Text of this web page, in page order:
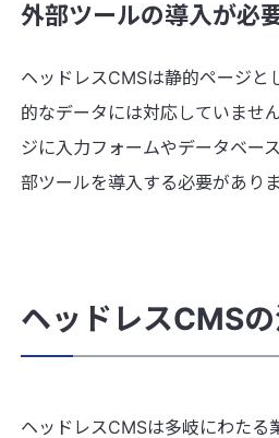
外部ツールの導入が必
ヘッドレスCMSは静的ページと
的なデータには対応していませ
ジに入力フォームやデータベー
部ツールを導入する必要がありま
ヘッドレスCMS
ヘッドレスCMSは多岐にわたる